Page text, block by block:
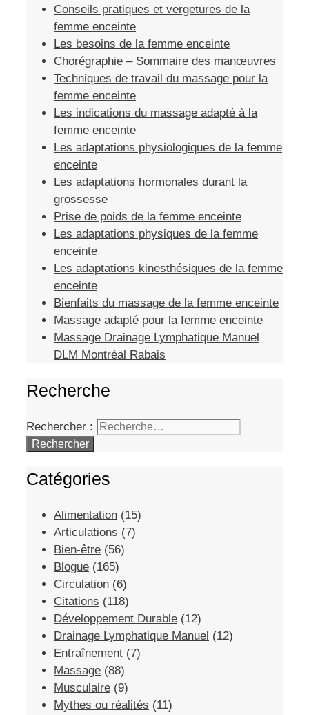
Conseils pratiques et vergetures de la
femme enceinte
Les besoins de la femme enceinte
Chorégraphie – Sommaire des manœuvres
Techniques de travail du massage pour la
femme enceinte
Les indications du massage adapté à la
femme enceinte
Les adaptations physiologiques de la femme
enceinte
Les adaptations hormonales durant la
grossesse
Prise de poids de la femme enceinte
Les adaptations physiques de la femme
enceinte
Les adaptations kinesthésiques de la femme
enceinte
Bienfaits du massage de la femme enceinte
Massage adapté pour la femme enceinte
Massage Drainage Lymphatique Manuel
DLM Montréal Rabais
Recherche
Rechercher :
Catégories
Alimentation (15)
Articulations (7)
Bien-être (56)
Blogue (165)
Circulation (6)
Citations (118)
Développement Durable (12)
Drainage Lymphatique Manuel (12)
Entraînement (7)
Massage (88)
Musculaire (9)
Mythes ou réalités (11)